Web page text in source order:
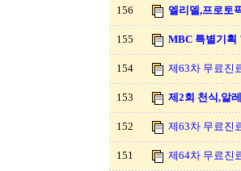
156 엘리델,프로토
155 MBC 특별기획
154 제63차 무료진
153 제2회 천식,알
152 제63차 무료진
151 제64차 무료진